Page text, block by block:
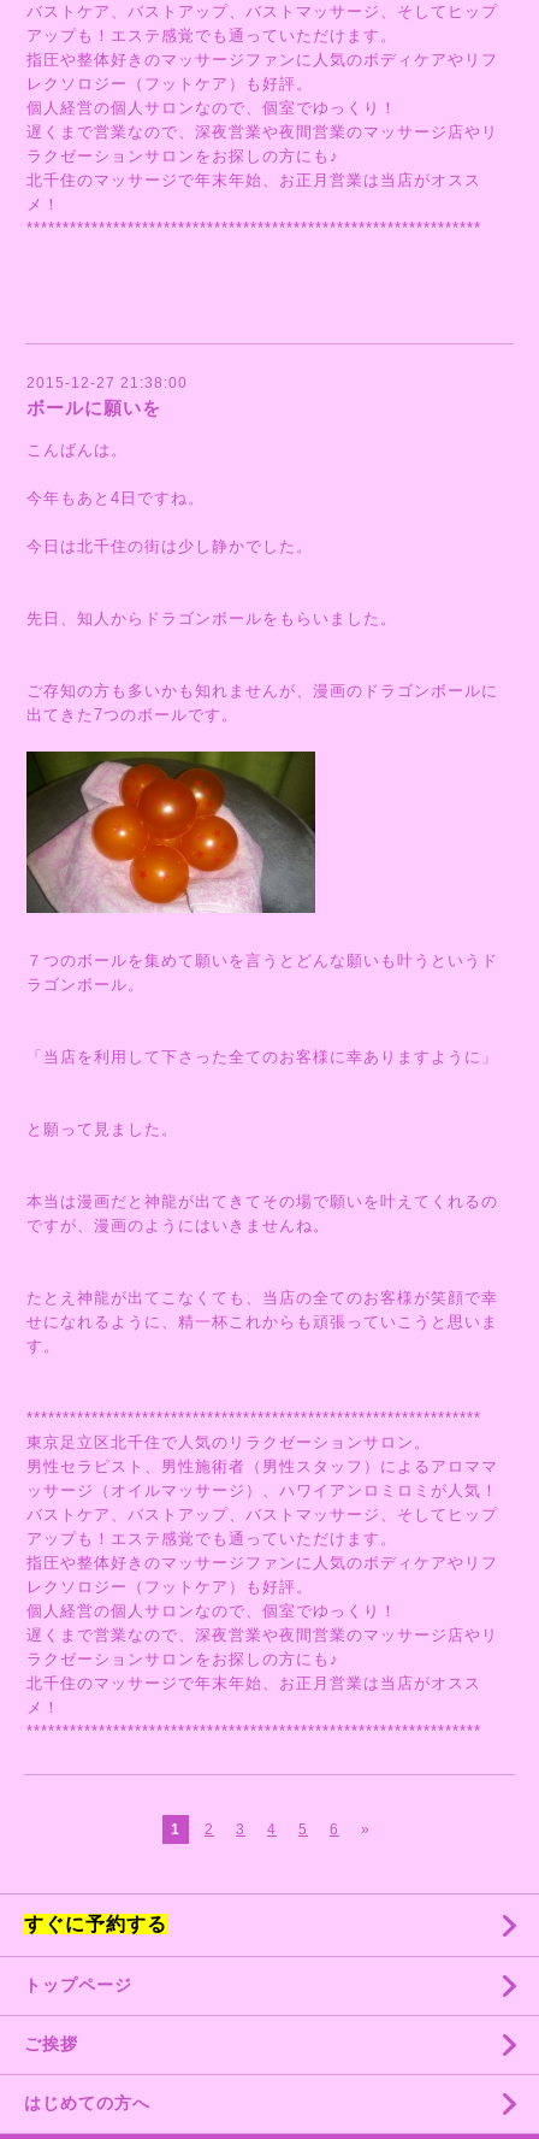
バストケア、バストアップ、バストマッサージ、そしてヒップ
アップも！エステ感覚でも通っていただけます。
指圧や整体好きのマッサージファンに人気のボディケアやリフ
レクソロジー（フットケア）も好評。
個人経営の個人サロンなので、個室でゆっくり！
遅くまで営業なので、深夜営業や夜間営業のマッサージ店やリ
ラクゼーションサロンをお探しの方にも♪
北千住のマッサージで年末年始、お正月営業は当店がオスス
メ！
***************************************************************
2015-12-27 21:38:00
ボールに願いを
こんばんは。
今年もあと4日ですね。
今日は北千住の街は少し静かでした。
先日、知人からドラゴンボールをもらいました。
ご存知の方も多いかも知れませんが、漫画のドラゴンボールに
出てきた7つのボールです。
７つのボールを集めて願いを言うとどんな願いも叶うというド
ラゴンボール。
「当店を利用して下さった全てのお客様に幸ありますように」
と願って見ました。
本当は漫画だと神龍が出てきてその場で願いを叶えてくれるの
ですが、漫画のようにはいきませんね。
たとえ神龍が出てこなくても、当店の全てのお客様が笑顔で幸
せになれるように、精一杯これからも頑張っていこうと思いま
す。
***************************************************************
東京足立区北千住で人気のリラクゼーションサロン。
男性セラピスト、男性施術者（男性スタッフ）によるアロママ
ッサージ（オイルマッサージ）、ハワイアンロミロミが人気！
バストケア、バストアップ、バストマッサージ、そしてヒップ
アップも！エステ感覚でも通っていただけます。
指圧や整体好きのマッサージファンに人気のボディケアやリフ
レクソロジー（フットケア）も好評。
個人経営の個人サロンなので、個室でゆっくり！
遅くまで営業なので、深夜営業や夜間営業のマッサージ店やリ
ラクゼーションサロンをお探しの方にも♪
北千住のマッサージで年末年始、お正月営業は当店がオスス
メ！
***************************************************************
1 2 3 4 5 6 »
すぐに予約する
トップページ
ご挨拶
はじめての方へ